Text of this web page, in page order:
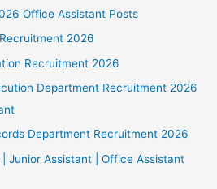
Office Assistant Posts
2026
Recruitment 2026
Department Recruitment 2026
Department Recruitment 2026
Junior Assistant | Office Assistant